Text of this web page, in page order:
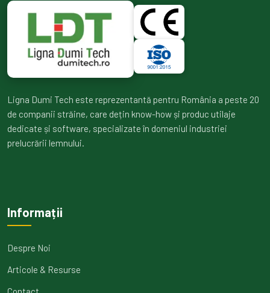
Ligna Dumi Tech este reprezentantă pentru România a peste 20
de companii străine, care dețin know-how și produc utilaje
dedicate și software, specializate în domeniul industriei
prelucrării lemnului.
Informații
Despre Noi
Articole & Resurse